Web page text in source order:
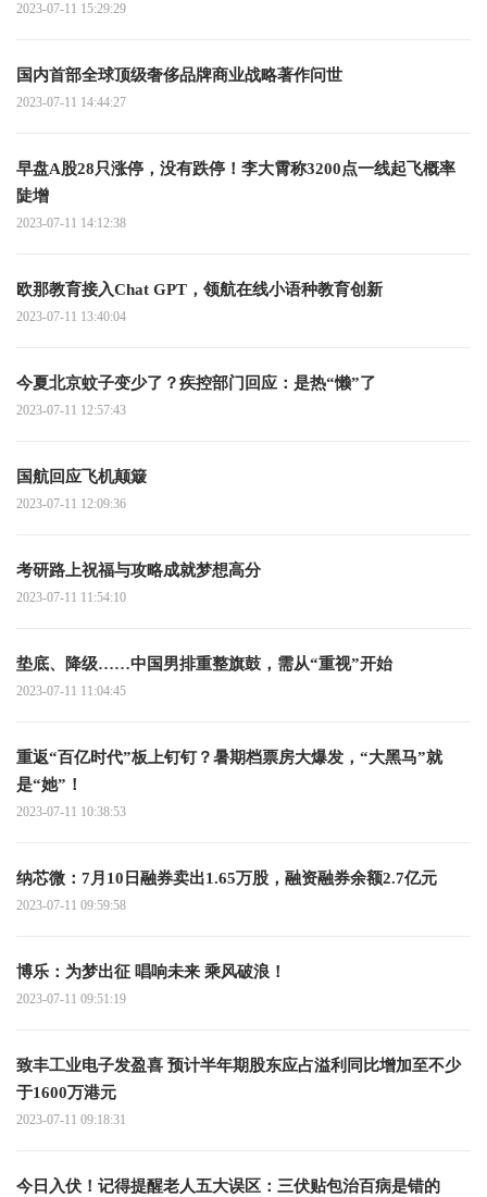
2023-07-11 15:29:29
国内首部全球顶级奢侈品牌商业战略著作问世
2023-07-11 14:44:27
早盘A股28只涨停，没有跌停！李大霄称3200点一线起飞概率
陡增
2023-07-11 14:12:38
欧那教育接入Chat GPT，领航在线小语种教育创新
2023-07-11 13:40:04
今夏北京蚊子变少了？疾控部门回应：是热“懒”了
2023-07-11 12:57:43
国航回应飞机颠簸
2023-07-11 12:09:36
考研路上祝福与攻略成就梦想高分
2023-07-11 11:54:10
垫底、降级……中国男排重整旗鼓，需从“重视”开始
2023-07-11 11:04:45
重返“百亿时代”板上钉钉？暑期档票房大爆发，“大黑马”就
是“她”！
2023-07-11 10:38:53
纳芯微：7月10日融券卖出1.65万股，融资融券余额2.7亿元
2023-07-11 09:59:58
博乐：为梦出征 唱响未来 乘风破浪！
2023-07-11 09:51:19
致丰工业电子发盈喜 预计半年期股东应占溢利同比增加至不少
于1600万港元
2023-07-11 09:18:31
今日入伏！记得提醒老人五大误区：三伏贴包治百病是错的